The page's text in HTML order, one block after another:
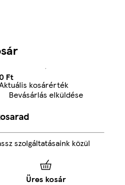
FtAktuális kosárérték
Ft
kosárérték
Bevásárlás elküldése
szolgáltatásaink közül
Üres kosár